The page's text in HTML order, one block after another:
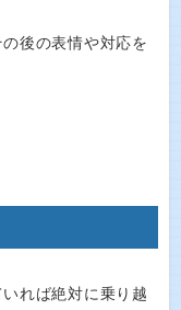
後の表情や対応を
れば絶対に乗り越